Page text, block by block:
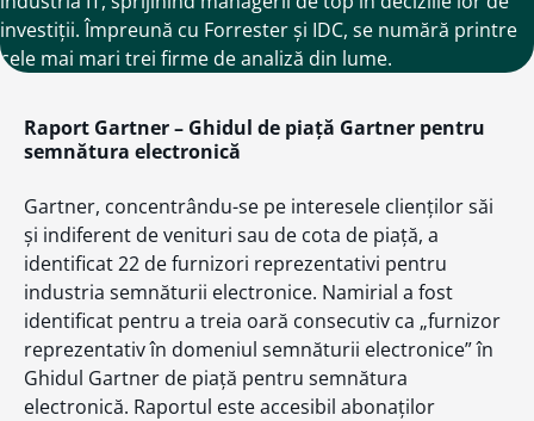
investiții. Împreună cu Forrester și IDC, se numără printre
cele mai mari trei firme de analiză din lume.
Raport Gartner – Ghidul de piață Gartner pentru
semnătura electronică
Gartner, concentrându-se pe interesele clienților săi
și indiferent de venituri sau de cota de piață, a
identificat 22 de furnizori reprezentativi pentru
industria semnăturii electronice. Namirial a fost
identificat pentru a treia oară consecutiv ca „furnizor
reprezentativ în domeniul semnăturii electronice” în
Ghidul Gartner de piață pentru semnătura
electronică. Raportul este accesibil abonaților